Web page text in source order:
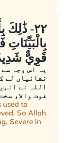
٢٢-
بِالْبَيِّنَاتِ
قَوِيٌّ
یہ اس وجہ
نشانیاں لے
اللہ نے
قوت والا،
used to
So Allah
Severe in